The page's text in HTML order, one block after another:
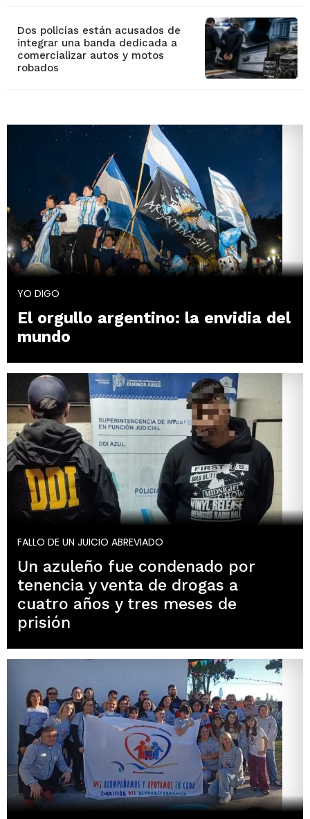
Dos policías están acusados de
integrar una banda dedicada a
comercializar autos y motos
robados
YO DIGO
El orgullo argentino: la envidia del
mundo
FALLO DE UN JUICIO ABREVIADO
Un azuleño fue condenado por
tenencia y venta de drogas a
cuatro años y tres meses de
prisión